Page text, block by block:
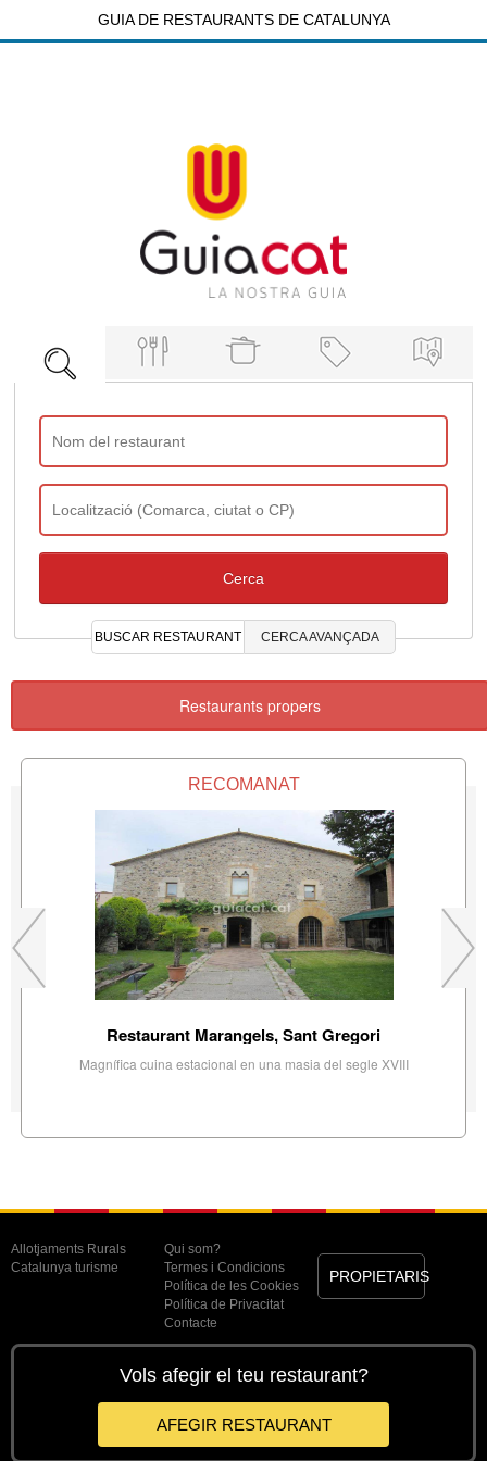
GUIA DE RESTAURANTS DE CATALUNYA
BUSCAR RESTAURANT CERCA AVANÇADA
Restaurants propers
RECOMANAT
Restaurant Marangels, Sant Gregori
Magnífica cuina estacional en una masia del segle XVIII
Allotjaments Rurals
Catalunya turisme
Qui som?
Termes i Condicions
Política de les Cookies
Política de Privacitat
Contacte
PROPIETARIS
Vols afegir el teu restaurant?
AFEGIR RESTAURANT